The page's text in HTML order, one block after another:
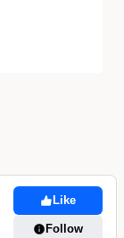
Like
Follow